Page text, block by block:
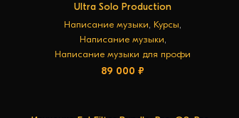
В КОРЗИНУ
Ultra Solo Production
Написание музыки, Курсы,
Написание музыки,
Написание музыки для профи
89 000₽